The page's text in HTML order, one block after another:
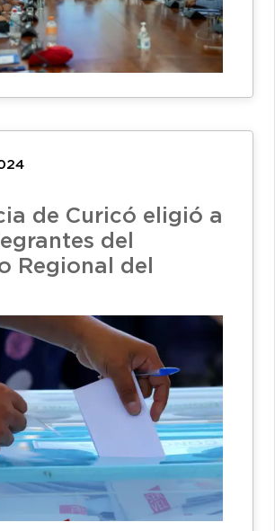
de Curicó eligió a
del
Regional del